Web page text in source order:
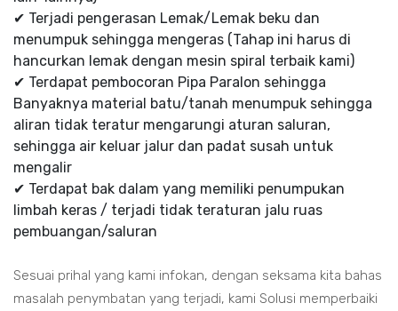
✔ Terjadi pengerasan Lemak/Lemak beku dan
menumpuk sehingga mengeras (Tahap ini harus di
hancurkan lemak dengan mesin spiral terbaik kami)
✔ Terdapat pembocoran Pipa Paralon sehingga
Banyaknya material batu/tanah menumpuk sehingga
aliran tidak teratur mengarungi aturan saluran,
sehingga air keluar jalur dan padat susah untuk
mengalir
✔ Terdapat bak dalam yang memiliki penumpukan
limbah keras / terjadi tidak teraturan jalu ruas
pembuangan/saluran
Sesuai prihal yang kami infokan, dengan seksama kita bahas
masalah penymbatan yang terjadi, kami Solusi memperbaiki